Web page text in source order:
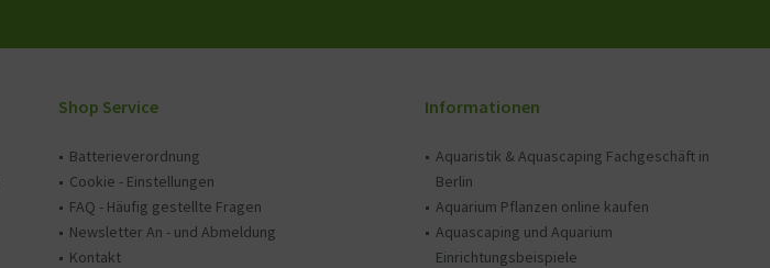
Shop Service
Batterieverordnung
Cookie - Einstellungen
FAQ - Häufig gestellte Fragen
Newsletter An - und Abmeldung
Kontakt
Informationen
Aquaristik & Aquascaping Fachgeschäft in
Berlin
Aquarium Pflanzen online kaufen
Aquascaping und Aquarium
Einrichtungsbeispiele